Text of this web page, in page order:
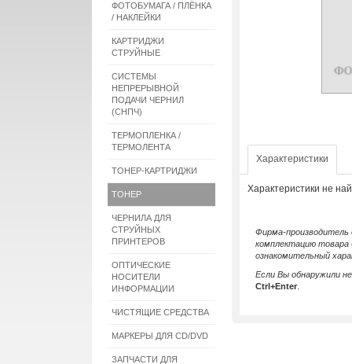
ФОТОБУМАГА / ПЛЁНКА
/ НАКЛЕЙКИ
КАРТРИДЖИ
СТРУЙНЫЕ
СИСТЕМЫ
НЕПРЕРЫВНОЙ
ПОДАЧИ ЧЕРНИЛ
(СНПЧ)
ТЕРМОПЛЕНКА /
ТЕРМОЛЕНТА
ТОНЕР-КАРТРИДЖИ
ТОНЕР
ЧЕРНИЛА ДЛЯ
СТРУЙНЫХ
ПРИНТЕРОВ
ОПТИЧЕСКИЕ
НОСИТЕЛИ
ИНФОРМАЦИИ
ЧИСТЯЩИЕ СРЕДСТВА
МАРКЕРЫ ДЛЯ CD/DVD
ЗАПЧАСТИ ДЛЯ
Характеристики
Характеристики не
Фирма-производитель
комплектацию товара
ознакомительный
Если Вы обнаружили
Ctrl+Enter